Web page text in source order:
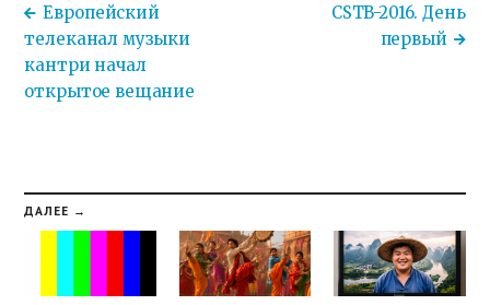
Европейский
телеканал музыки
кантри начал
открытое вещание
CSTB-2016. День
первый
ДАЛЕЕ →